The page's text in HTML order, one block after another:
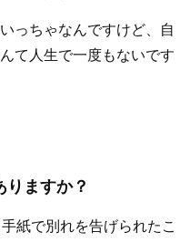
っちゃなんですけど、自
て人生で一度もないです
ますか？
紙で別れを告げられたこ